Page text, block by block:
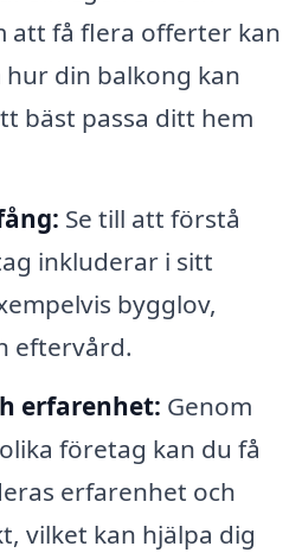
att få flera offerter kan
din balkong kan
bäst passa ditt hem
Se till att förstå
inkluderar i sitt
bygglov,
eftervård.
erfarenhet: Genom
företag kan du få
erfarenhet och
vilket kan hjälpa dig